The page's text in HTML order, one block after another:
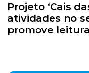
Projeto ‘Cais
atividades no
promove